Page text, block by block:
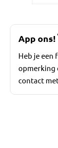
App ons!
Heb je een
opmerking
contact